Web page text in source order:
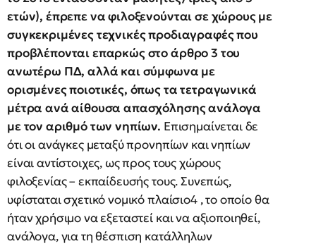
ετών), έπρεπε να φιλοξενούνται σε χώρους με
συγκεκριμένες τεχνικές προδιαγραφές που
προβλέπονται επαρκώς στο άρθρο 3 του
ανωτέρω ΠΔ, αλλά και σύμφωνα με
ορισμένες ποιοτικές, όπως τα τετραγωνικά
μέτρα ανά αίθουσα απασχόλησης ανάλογα
με τον αριθμό των νηπίων. Επισημαίνεται δε
ότι οι ανάγκες μεταξύ προνηπίων και νηπίων
είναι αντίστοιχες, ως προς τους χώρους
φιλοξενίας – εκπαίδευσής τους. Συνεπώς,
υφίσταται σχετικό νομικό πλαίσιο4 , το οποίο θα
ήταν χρήσιμο να εξεταστεί και να αξιοποιηθεί,
ανάλογα, για τη θέσπιση κατάλληλων